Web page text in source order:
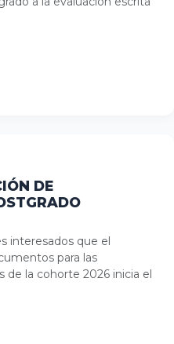
DE
interesados que el
para las
de la cohorte 2026 inicia el